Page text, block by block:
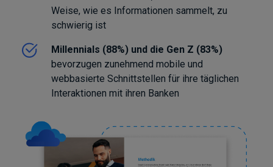
Weise, wie es Informationen sammelt, zu
schwierig ist
Millennials (88%) und die Gen Z (83%)
bevorzugen zunehmend mobile und
webbasierte Schnittstellen für ihre täglichen
Interaktionen mit ihren Banken